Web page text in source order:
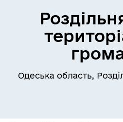
Одеська область,